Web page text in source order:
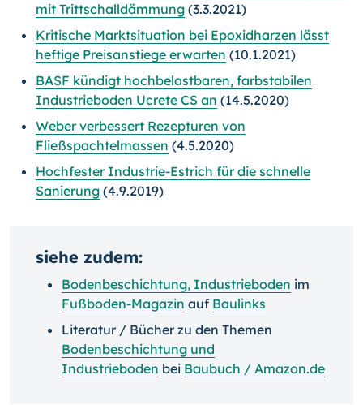
mit Trittschalldämmung (3.3.2021)
Kritische Marktsituation bei Epoxidharzen lässt
heftige Preisanstiege erwarten (10.1.2021)
BASF kündigt hochbelastbaren, farbstabilen
Industrieboden Ucrete CS an (14.5.2020)
Weber verbessert Rezepturen von
Fließspachtelmassen (4.5.2020)
Hochfester Industrie-Estrich für die schnelle
Sanierung (4.9.2019)
siehe zudem:
Bodenbeschichtung, Industrieboden im
Fußboden-Magazin auf Baulinks
Literatur / Bücher zu den Themen
Bodenbeschichtung und
Industrieboden bei Baubuch / Amazon.de